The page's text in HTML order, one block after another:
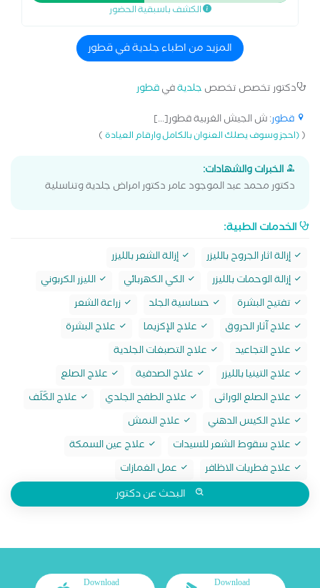
الكشف باسبقية الحضور
المزيد من اطباء جلدية في قطور
دكتور تخصص تخصص جلديةفيقطور
قطور: ش الجيش الغربية قطور[...]
((احجز وسوف يصلك العنوان بالكامل وارقام العيادة)
الخبرات والشهادات:
دكتور محمد عبد الموجود عامر دكتور امراض جلدية وتناسلية
الخدمات الطبية:
إزالة اثار الجروح بالليزر
إزالة الشعر بالليزر
إزالة الوحمات بالليزر
الكي الكهربائي
الليزر الكربوني
تفتيح البشرة
حساسية الجلد
زراعة الشعر
علاج آثار الحروق
علاج الإكزيما
علاج البشرة
علاج التجاعيد
علاج التصبغات الجلدية
علاج التينيا بالليزر
علاج الصدفية
علاج الصلع
علاج الصلع الوراثى
علاج الطفح الجلدي
علاج الكَلَف
علاج الكيس الدهني
علاج النمش
علاج سقوط الشعر للسيدات
علاج عين السمكة
علاج فطريات الاظافر
عمل الغمازات
البحث عن دكتور
Download
Download